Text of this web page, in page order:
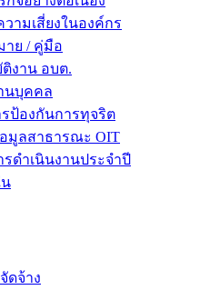
ามเสี่ยงในองค์กร
าย / คู่มือ
งาน อบต.
นบุคคล
ป้องกันการทุจริต
อมูลสาธารณะ OIT
ดำเนินงานประจำปี
ดจ้าง